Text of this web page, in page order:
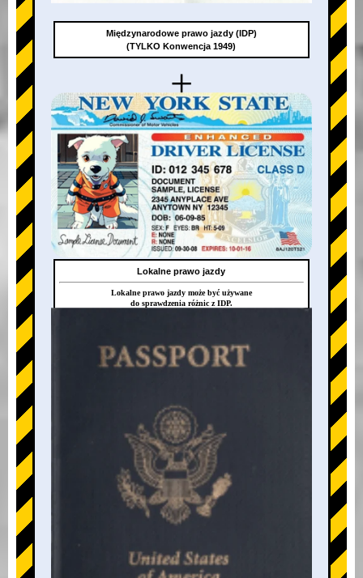
+
+
Międzynarodowe prawo jazdy (IDP)
(TYLKO Konwencja 1949)
Lokalne prawo jazdy
Lokalne prawo jazdy może być używane
do sprawdzenia różnic z IDP.